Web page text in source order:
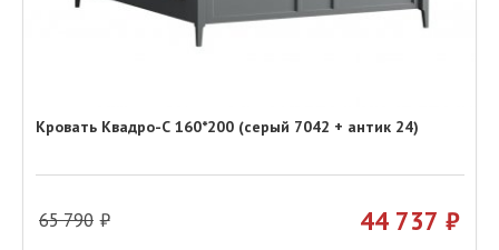
Кровать Квадро-С 160*200 (серый 7042 + антик 24)
65 790 44 737